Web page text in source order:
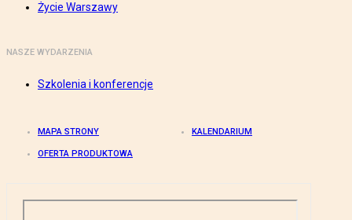
Życie Warszawy
NASZE WYDARZENIA
Szkolenia i konferencje
MAPA STRONY KALENDARIUM
OFERTA PRODUKTOWA